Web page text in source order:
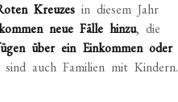
Kreuzes in diesem Jahr
neue Fälle hinzu, die
über ein Einkommen oder
auch Familien mit Kindern.